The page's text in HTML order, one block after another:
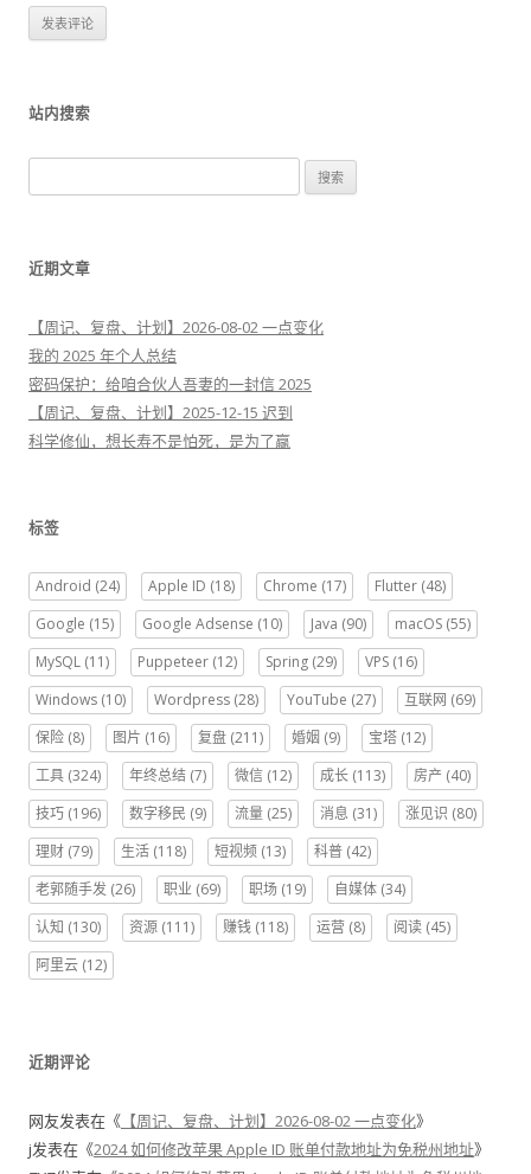
站内搜索
索
近期文章
【周记、复盘、计划】2026-08-02 一点变化
我的 2025 年个人总结
密码保护：给咱合伙人吾妻的一封信 2025
【周记、复盘、计划】2025-12-15 迟到
科学修仙，想长寿不是怕死，是为了赢
标签
Android (24) Apple ID (18) Chrome (17) Flutter (48)
Google (15) Google Adsense (10) Java (90) macOS (55)
MySQL (11) Puppeteer (12) Spring (29) VPS (16)
Windows (10) Wordpress (28) YouTube (27) 互联网 (69)
保险 (8) 图片 (16) 复盘 (211) 婚姻 (9) 宝塔 (12)
工具 (324) 年终总结 (7) 微信 (12) 成长 (113) 房产 (40)
技巧 (196) 数字移民 (9) 流量 (25) 消息 (31) 涨见识 (80)
理财 (79) 生活 (118) 短视频 (13) 科普 (42)
老郭随手发 (26) 职业 (69) 职场 (19) 自媒体 (34)
认知 (130) 资源 (111) 赚钱 (118) 运营 (8) 阅读 (45)
阿里云 (12)
近期评论
网友发表在《 【周记、复盘、计划】2026-08-02 一点变化》
j发表在《2024 如何修改苹果 Apple ID 账单付款地址为免税州地址》